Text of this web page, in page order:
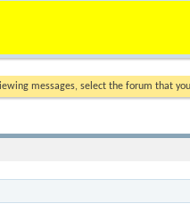
messages, select the forum that